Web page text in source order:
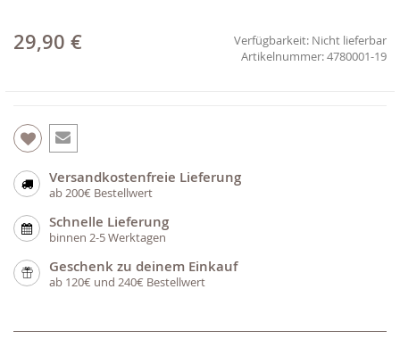
29,90 € Verfügbarkeit: Nicht lieferbar
4780001-19
Versandkostenfreie Lieferung
ab 200€ Bestellwert
Schnelle Lieferung
binnen 2-5 Werktagen
Geschenk zu deinem Einkauf
ab 120€ und 240€ Bestellwert